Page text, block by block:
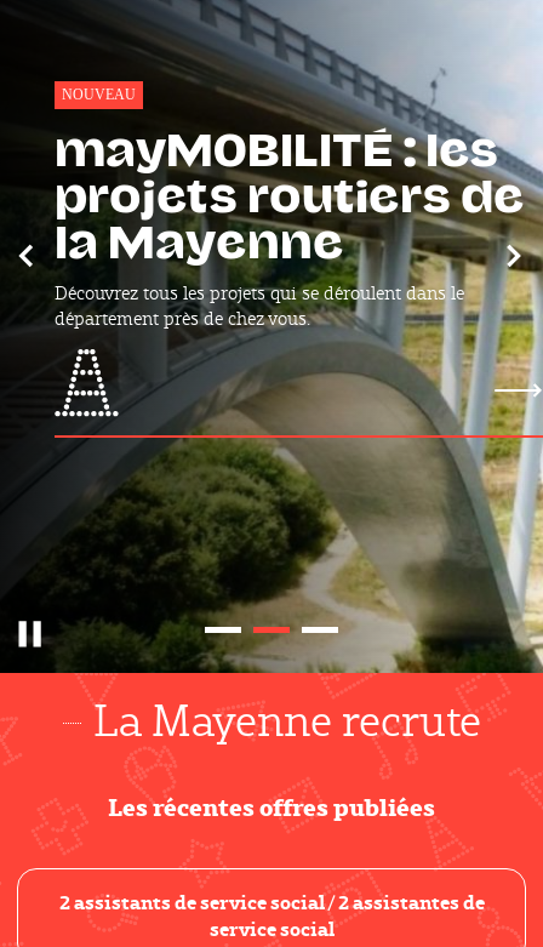
Précédent
Pause
mayMOBILITÉ : les
projets routiers de
la Mayenne
NOUVEAU
Découvrez tous les projets qui se déroulent dans le
département près de chez vous.
mayMOBILITÉ : les projets routiers de la
La Mayenne recrute
Les récentes offres publiées
2 assistants de service social / 2 assistantes de
service social